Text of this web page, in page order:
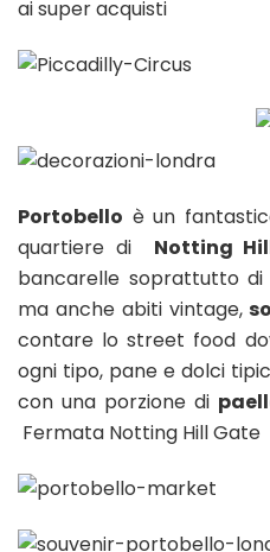
ai super acquisti
Portobello è un
quartiere di Notting
bancarelle soprattutto di
ma anche abiti vintage,
contare lo street food
ogni tipo, pane e dolci
con una porzione di
Fermata Notting Hill Gate